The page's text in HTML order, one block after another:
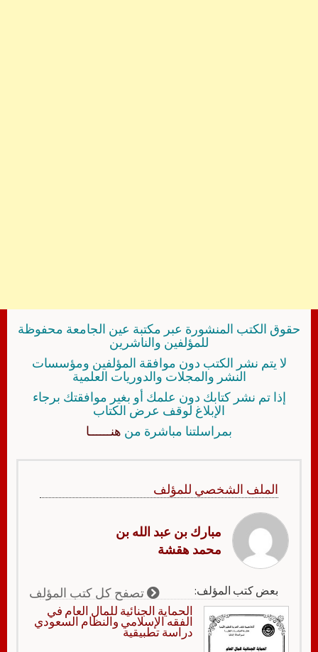
حقوق الكتب المنشورة عبر مكتبة عين الجامعة محفوظة
للمؤلفين والناشرين
لا يتم نشر الكتب دون موافقة المؤلفين ومؤسسات
النشر والمجلات والدوريات العلمية
إذا تم نشر كتابك دون علمك أو بغير موافقتك برجاء
الإبلاغ لوقف عرض الكتاب
بمراسلتنا مباشرة من هنــــــا
الملف الشخصي للمؤلف
مبارك بن عبد الله بن
محمد هقشة
بعض كتب المؤلف: تصفح كل كتب المؤلف
الحماية الجنائية للمال العام في
الفقه الإسلامي والنظام السعودي
دراسة تطبيقية